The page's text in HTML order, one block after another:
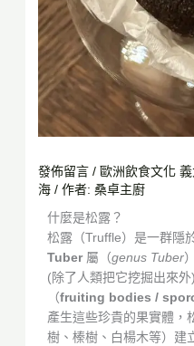
發佈留言 / 歐洲飲食文化
海/ 作者: 桑卓主廚
什麼是松露？
松露（Truffle）是一群隱
Tuber屬（genus Tuber
(除了人類把它挖掘出來
（fruiting bodies /
產生這些珍貴的果實體，
樹、榛樹、白楊木等）建